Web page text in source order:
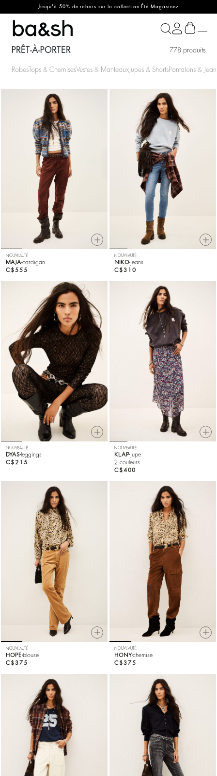
Jusqu'à 50% de rabais sur la collection Été Magasinez
ba&sh
PRÊT-À-PORTER 778 produits
Robes Tops & ChemisesVestes & Manteaux Jupes & ShortsPantalons &
NOUVEAUTÉ
MAJA cardigan
C$555
NOUVEAUTÉ
NIKO jeans
C$310
NOUVEAUTÉ
DYAS leggings
C$215
NOUVEAUTÉ
KLAP jupe
2 couleurs
C$400
NOUVEAUTÉ
HOPE blouse
C$375
NOUVEAUTÉ
HONYchemise
C$375